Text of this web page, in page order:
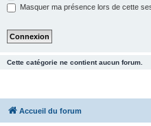
Masquer ma présence lors de cette
Cette catégorie ne contient aucun forum.
Accueil du forum